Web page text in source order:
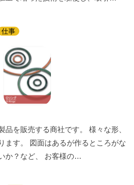
仕事
品を販売する商社です。 様々な形、
ます。 図面はあるが作るところがな
か？など、 お客様の…